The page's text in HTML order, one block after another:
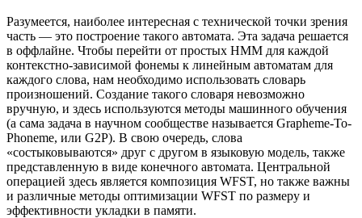
Разумеется, наиболее интересная с технической точки зрения
часть — это построение такого автомата. Эта задача решается
в оффлайне. Чтобы перейти от простых HMM для каждой
контекстно-зависимой фонемы к линейным автоматам для
каждого слова, нам необходимо использовать словарь
произношений. Создание такого словаря невозможно
вручную, и здесь используются методы машинного обучения
(а сама задача в научном сообществе называется Grapheme-To-
Phoneme, или G2P). В свою очередь, слова
«состыковываются» друг с другом в языковую модель, также
представленную в виде конечного автомата. Центральной
операцией здесь является композиция WFST, но также важны
и различные методы оптимизации WFST по размеру и
эффективности укладки в памяти.